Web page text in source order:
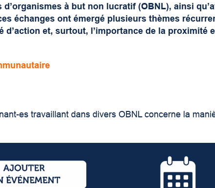
à but non lucratif (OBNL), ainsi
échanges ont émergé plusieurs thèmes
et, surtout, l’importance de la proximité
es travaillant dans divers OBNL concerne la